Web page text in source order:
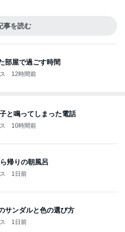
事を読む
部屋で過ごす時間
12時間前
と鳴ってしまった電話
10時間前
帰りの朝風呂
1日前
サンダルと色の選び方
1日前